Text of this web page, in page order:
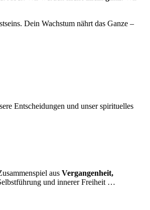
Dein Wachstum nährt das Ganze –
Entscheidungen und unser spirituelles
aus Vergangenheit,
und innerer Freiheit …